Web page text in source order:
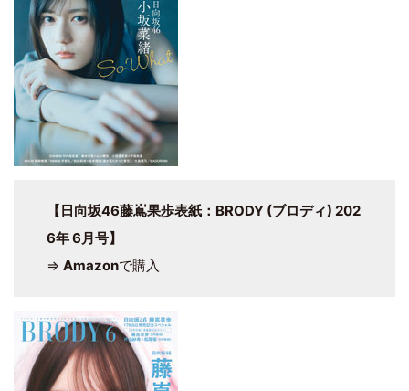
【日向坂46藤嶌果歩表紙：BRODY (ブロディ) 202
6年 6月号】
⇒ Amazonで購入